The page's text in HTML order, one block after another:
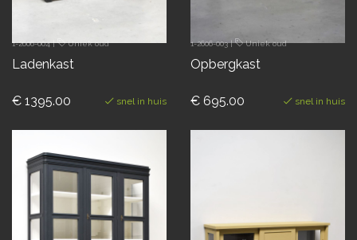
1-2606-004| Uniek oud
Ladenkast
€ 1395.00 snel in huis
1-2606-003| Uniek oud
Opbergkast
€ 695.00 snel in huis